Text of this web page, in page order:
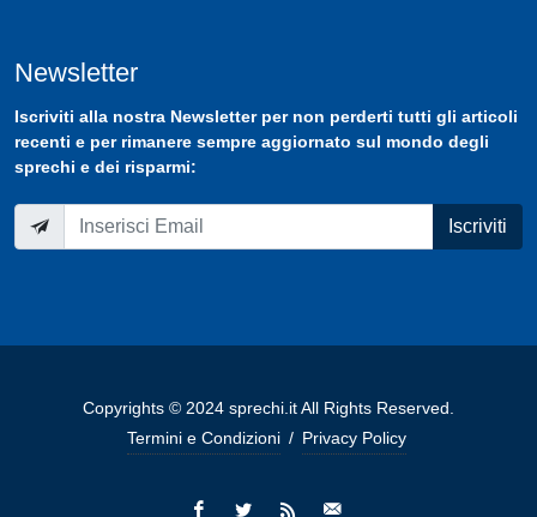
Newsletter
Iscriviti alla nostra Newsletterper non perderti tutti gli articoli
recenti e per rimanere sempre aggiornato sul mondo degli
sprechi e dei risparmi:
Iscriviti
Copyrights © 2024 sprechi.it All Rights Reserved.
Termini e Condizioni / Privacy Policy